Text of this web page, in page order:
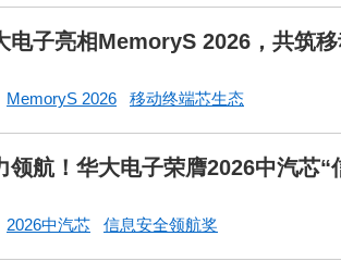
电子亮相MemoryS 2026，共筑
MemoryS 2026 移动终端芯生态
领航！华大电子荣膺2026中汽芯“
2026中汽芯 信息安全领航奖